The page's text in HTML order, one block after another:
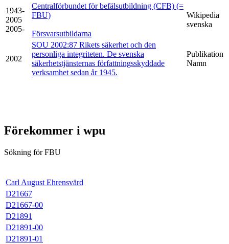
1943-
2005
2005-
Centralförbundet för befälsutbildning (CFB) (=
FBU)
Försvarsutbildarna
Wikipedia
svenska
2002
SOU 2002:87 Rikets säkerhet och den
personliga integriteten. De svenska
säkerhetstjänsternas författningsskyddade
verksamhet sedan år 1945.
Publikation
Namn
Förekommer i wpu
Sökning för FBU
Carl August Ehrensvärd
D21667
D21667-00
D21891
D21891-00
D21891-01